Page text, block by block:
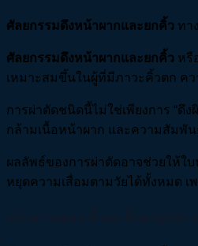
ศัลยกรรมดึงหน้าผากและยกคิ้ว ทา
ศัลยกรรมดึงหน้าผากและยกคิ้ว หรื
เหมาะสมขึ้นในผู้ที่มีภาวะคิ้วตก ค
การผ่าตัดชนิดนี้ไม่ใช่เพียงการ “ดึ
กล้ามเนื้อหน้าผาก และความสัมพั
ผลลัพธ์ของการผ่าตัดอาจช่วยให้ใ
หยุดความเสื่อมตามวัยได้ทั้งหมด